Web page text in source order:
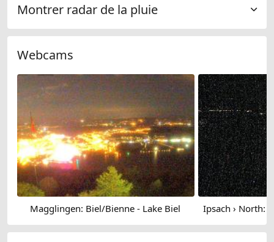
Montrer radar de la pluie
Webcams
Magglingen: Biel/Bienne - Lake Biel